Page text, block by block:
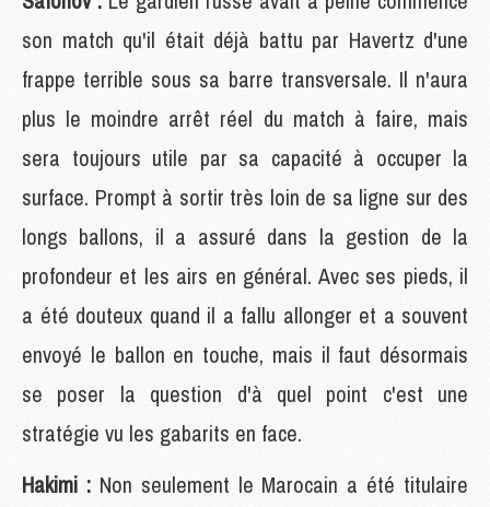
son match qu'il était déjà battu par Havertz d'une
frappe terrible sous sa barre transversale. Il n'aura
plus le moindre arrêt réel du match à faire, mais
sera toujours utile par sa capacité à occuper la
surface. Prompt à sortir très loin de sa ligne sur des
longs ballons, il a assuré dans la gestion de la
profondeur et les airs en général. Avec ses pieds, il
a été douteux quand il a fallu allonger et a souvent
envoyé le ballon en touche, mais il faut désormais
se poser la question d'à quel point c'est une
stratégie vu les gabarits en face.
Hakimi : Non seulement le Marocain a été titulaire